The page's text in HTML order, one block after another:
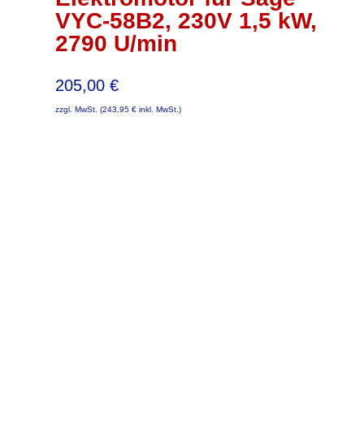
VYC-58B2, 230V 1,5 kW,
2790 U/min
205,00 €
zzgl. MwSt. (243,95 € inkl. MwSt.)